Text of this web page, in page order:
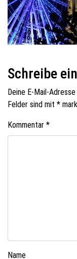
Schreibe
Deine E-Mail-
Felder sind mit *
Kommentar *
Name